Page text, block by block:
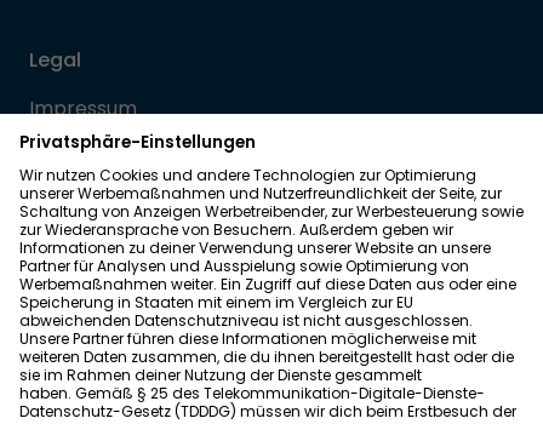
Legal
Impressum
Datenschutz
Allgemeine Geschäftsbedingungen
Barrierefreiheit